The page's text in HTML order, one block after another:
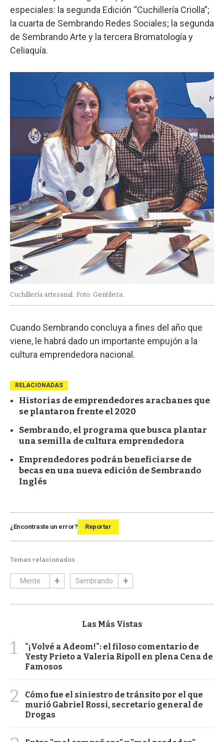
especiales: la segunda Edición “Cuchillería Criolla”;
la cuarta de Sembrando Redes Sociales; la segunda
de Sembrando Arte y la tercera Bromatología y
Celiaquía.
Cuchillería artesanal. Foto: Gentileza.
Cuando Sembrando concluya a fines del año que
viene, le habrá dado un importante empujón a la
cultura emprendedora nacional.
RELACIONADAS
Historias de emprendedores arachanes que
se plantaron frente el 2020
Sembrando, el programa que busca plantar
una semilla de cultura emprendedora
Emprendedores podrán beneficiarse de
becas en una nueva edición de Sembrando
Inglés
¿Encontraste un error? Reportar
Temas relacionados
Mente Sembrando
Las Más Vistas
1
"¡Volvé a Adeom!": el filoso comentario de
Yesty Prieto a Valeria Ripoll en plena Cena de
Famosos
2
Cómo fue el siniestro de tránsito por el que
murió Gabriel Rossi, secretario general de
Drogas